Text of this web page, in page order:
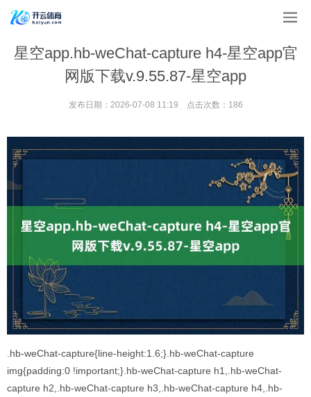
星空app.hb-weChat-capture h4-星空app官
网版下载v.9.55.87-星空app
发布日期：2026-07-08 11:19 点击次数：186
.hb-weChat-capture{line-height:1.6;}.hb-weChat-capture
img{padding:0 !important;}.hb-weChat-capture h1,.hb-weChat-
capture h2,.hb-weChat-capture h3,.hb-weChat-capture h4,.hb-